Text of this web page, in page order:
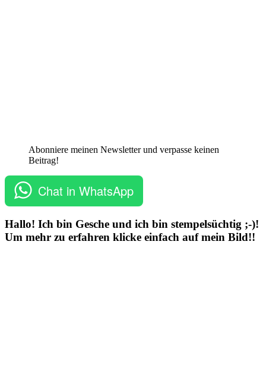
Abonniere meinen Newsletter und verpasse keinen
Beitrag!
Chat in WhatsApp
Hallo! Ich bin Gesche und ich bin stempelsüchtig ;-)!
Um mehr zu erfahren klicke einfach auf mein Bild!!